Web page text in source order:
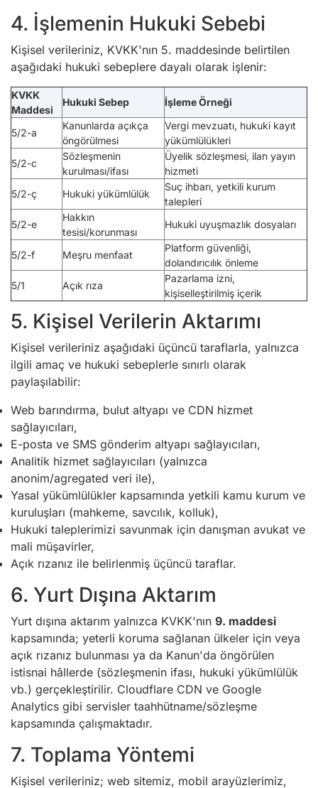
4. İşlemenin Hukuki Sebebi
Kişisel verileriniz, KVKK'nın 5. maddesinde belirtilen
aşağıdaki hukuki sebeplere dayalı olarak işlenir:
KVKK
Maddesi
Hukuki Sebep İşleme Örneği
5/2-a
Kanunlarda açıkça
öngörülmesi
Vergi mevzuatı, hukuki kayıt
yükümlülükleri
5/2-c
Sözleşmenin
kurulması/ifası
Üyelik sözleşmesi, ilan yayın
hizmeti
5/2-ç
Hukuki yükümlülük
Suç ihbarı, yetkili kurum
talepleri
5/2-e
Hakkın
tesisi/korunması
Hukuki uyuşmazlık dosyaları
5/2-f Meşru menfaat
Platform güvenliği,
dolandırıcılık önleme
5/1
Açık rıza
Pazarlama izni,
kişiselleştirilmiş içerik
5. Kişisel Verilerin Aktarımı
Kişisel verileriniz aşağıdaki üçüncü taraflarla, yalnızca
ilgili amaç ve hukuki sebeplerle sınırlı olarak
paylaşılabilir:
Web barındırma, bulut altyapı ve CDN hizmet
sağlayıcıları,
E-posta ve SMS gönderim altyapı sağlayıcıları,
Analitik hizmet sağlayıcıları (yalnızca
anonim/agregated veri ile),
Yasal yükümlülükler kapsamında yetkili kamu kurum ve
kuruluşları (mahkeme, savcılık, kolluk),
Hukuki taleplerimizi savunmak için danışman avukat ve
mali müşavirler,
Açık rızanız ile belirlenmiş üçüncü taraflar.
6. Yurt Dışına Aktarım
Yurt dışına aktarım yalnızca KVKK'nın 9. maddesi
kapsamında; yeterli koruma sağlanan ülkeler için veya
açık rızanız bulunması ya da Kanun'da öngörülen
istisnai hâllerde (sözleşmenin ifası, hukuki yükümlülük
vb.) gerçekleştirilir. Cloudflare CDN ve Google
Analytics gibi servisler taahhütname/sözleşme
kapsamında çalışmaktadır.
7. Toplama Yöntemi
Kişisel verileriniz; web sitemiz, mobil arayüzlerimiz,